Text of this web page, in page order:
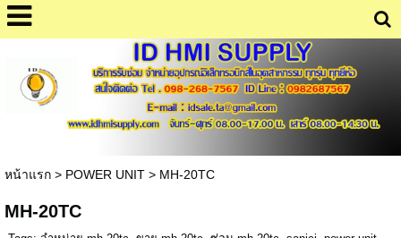
หน้าแรก> POWER UNIT> MH-20TC
MH-20TC